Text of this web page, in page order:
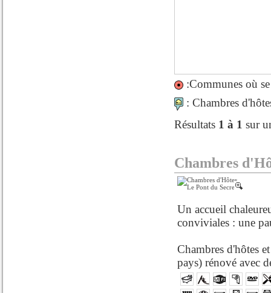
:Communes où
: Chambres
Résultats 1 à 1 sur
Chambres
Un accueil
conviviales : une
Chambres d'hôtes
pays) rénové avec